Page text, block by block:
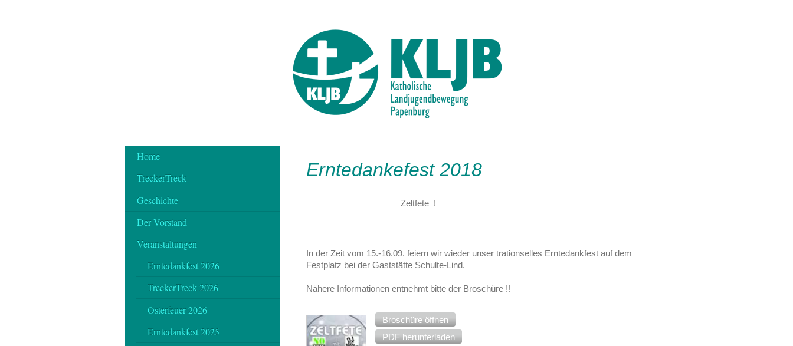
Erntedankefest 2018
Zeltfete !
In der Zeit vom 15.-16.09. feiern wir wieder unser trationselles Erntedankfest auf dem
Festplatz bei der Gaststätte Schulte-Lind.
Nähere Informationen entnehmt bitte der Broschüre !!
Broschüre öffnen
PDF herunterladen
Home
TreckerTreck
Geschichte
Der Vorstand
Veranstaltungen
Erntedankfest 2026
TreckerTreck 2026
Osterfeuer 2026
Erntedankfest 2025